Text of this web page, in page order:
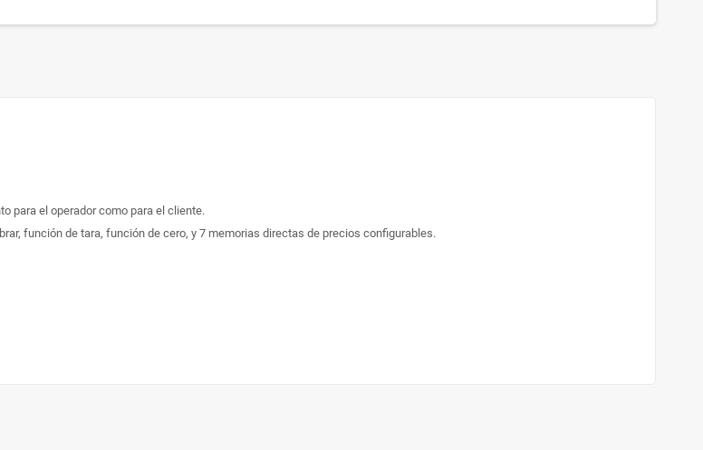
para el operador como para el cliente.
función de tara, función de cero, y 7 memorias directas de precios configurables.